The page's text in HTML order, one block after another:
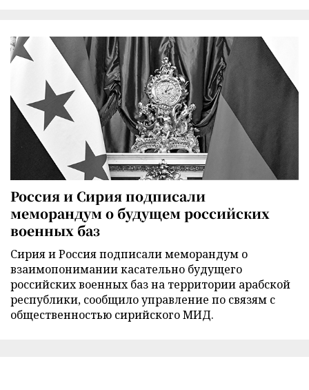
Россия и Сирия подписали
меморандум о будущем российских
военных баз
Сирия и Россия подписали меморандум о
взаимопонимании касательно будущего
российских военных баз на территории арабской
республики, сообщило управление по связям с
общественностью сирийского МИД.